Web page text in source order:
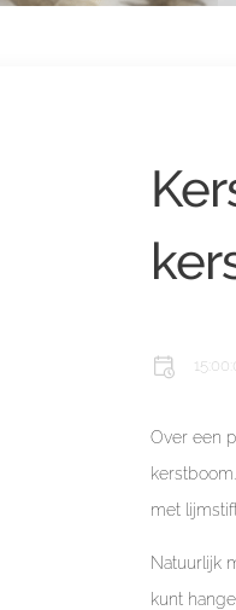
Over een
met
Natuurlijk
kunt